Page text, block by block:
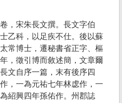
，宋朱長文撰。長文字伯
乙科，以足疾不仕。後以蘇
常博士，遷秘書省正字、樞
，徵引博而敘述簡，文章爾
文自序一篇，末有後序四
，一為元祐七年林虙作，一
紹興四年孫佑作。州郡誌